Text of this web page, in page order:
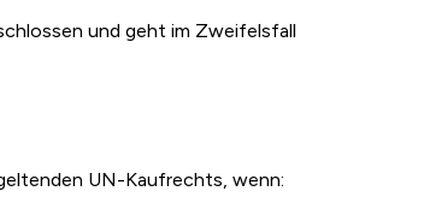
und geht im Zweifelsfall
UN-Kaufrechts, wenn: